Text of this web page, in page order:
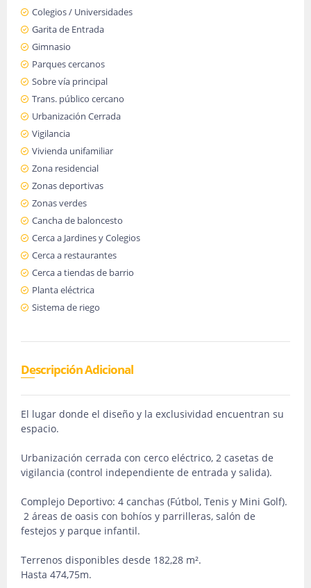
Colegios / Universidades
Garita de Entrada
Gimnasio
Parques cercanos
Sobre vía principal
Trans. público cercano
Urbanización Cerrada
Vigilancia
Vivienda unifamiliar
Zona residencial
Zonas deportivas
Zonas verdes
Cancha de baloncesto
Cerca a Jardines y Colegios
Cerca a restaurantes
Cerca a tiendas de barrio
Planta eléctrica
Sistema de riego
Descripción Adicional
El lugar donde el diseño y la exclusividad encuentran su
espacio.
Urbanización cerrada con cerco eléctrico, 2 casetas de
vigilancia (control independiente de entrada y salida).
Complejo Deportivo: 4 canchas (Fútbol, Tenis y Mini Golf).
2 áreas de oasis con bohíos y parrilleras, salón de
festejos y parque infantil.
Terrenos disponibles desde 182,28 m².
Hasta 474,75m.